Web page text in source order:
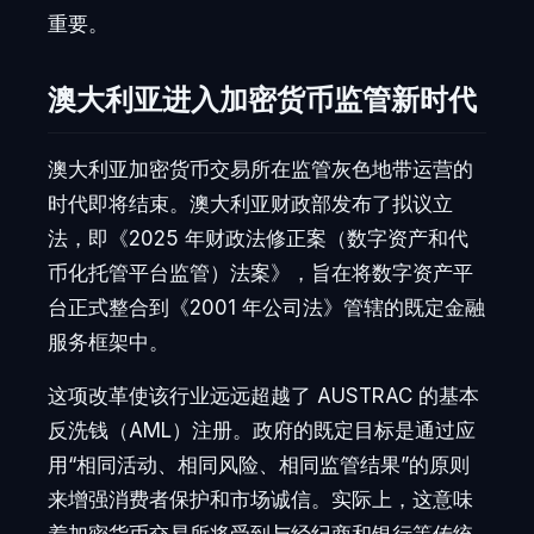
重要。
澳大利亚进入加密货币监管新时代
澳大利亚加密货币交易所在监管灰色地带运营的
时代即将结束。澳大利亚财政部发布了拟议立
法，即《2025 年财政法修正案（数字资产和代
币化托管平台监管）法案》，旨在将数字资产平
台正式整合到《2001 年公司法》管辖的既定金融
服务框架中。
这项改革使该行业远远超越了 AUSTRAC 的基本
反洗钱（AML）注册。政府的既定目标是通过应
用“相同活动、相同风险、相同监管结果”的原则
来增强消费者保护和市场诚信。实际上，这意味